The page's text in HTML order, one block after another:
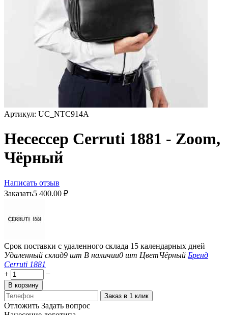
Артикул: UC_NTC914A
Несессер Cerruti 1881 - Zoom,
Чёрный
Написать отзыв
Заказать5 400.00 ₽
Срок поставки с удаленного склада 15 календарных дней
Удаленный склад9 шт В наличии0 шт ЦветЧёрный Бренд
Cerruti 1881
+
−
В корзину
Заказ в 1 клик
Отложить Задать вопрос